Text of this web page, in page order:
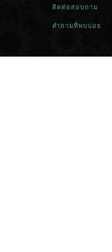
ติดต่อสอบถาม
คำถามที่พบบ่อย